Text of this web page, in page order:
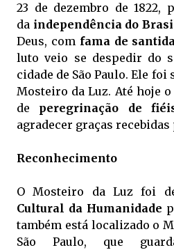
23 de dezembro de 1822,
da independência do
Deus, com fama de
luto veio se despedir do
cidade de São Paulo. Ele
Mosteiro da Luz. Até hoje
de peregrinação de
agradecer graças
Reconhecimento
O Mosteiro da Luz foi
Cultural da Humanidade
também está localizado o
São Paulo, que